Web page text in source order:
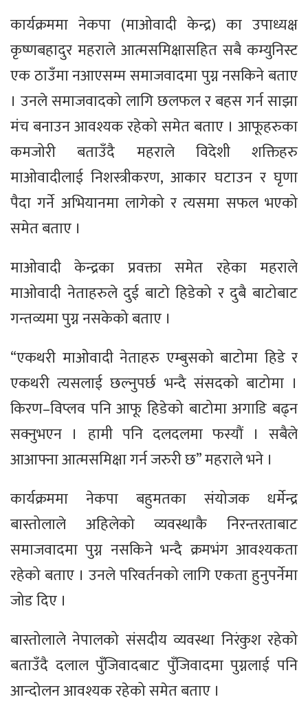
कार्यक्रममा नेकपा (माओवादी केन्द्र) का उपाध्यक्ष
कृष्णबहादुर महराले आत्मसमिक्षासहित सबै कम्युनिस्ट
एक ठाउँमा नआएसम्म समाजवादमा पुग्न नसकिने बताए
। उनले समाजवादको लागि छलफल र बहस गर्न साझा
मंच बनाउन आवश्यक रहेको समेत बताए । आफूहरुका
कमजोरी बताउँदै महराले विदेशी शक्तिहरु
माओवादीलाई निशस्त्रीकरण, आकार घटाउन र घृणा
पैदा गर्ने अभियानमा लागेको र त्यसमा सफल भएको
समेत बताए ।
माओवादी केन्द्रका प्रवक्ता समेत रहेका महराले
माओवादी नेताहरुले दुई बाटो हिडेको र दुबै बाटोबाट
गन्तव्यमा पुग्न नसकेको बताए ।
“एकथरी माओवादी नेताहरु एम्बुसको बाटोमा हिडे र
एकथरी त्यसलाई छल्नुपर्छ भन्दै संसदको बाटोमा ।
किरण–विप्लव पनि आफू हिडेको बाटोमा अगाडि बढ्न
सक्नुभएन । हामी पनि दलदलमा फस्यौं । सबैले
आआफ्ना आत्मसमिक्षा गर्न जरुरी छ” महराले भने ।
कार्यक्रममा नेकपा बहुमतका संयोजक धर्मेन्द्र
बास्तोलाले अहिलेको व्यवस्थाकै निरन्तरताबाट
समाजवादमा पुग्न नसकिने भन्दै क्रमभंग आवश्यकता
रहेको बताए । उनले परिवर्तनको लागि एकता हुनुपर्नेमा
जोड दिए ।
बास्तोलाले नेपालको संसदीय व्यवस्था निरंकुश रहेको
बताउँदै दलाल पुँजिवादबाट पुँजिवादमा पुग्नलाई पनि
आन्दोलन आवश्यक रहेको समेत बताए ।